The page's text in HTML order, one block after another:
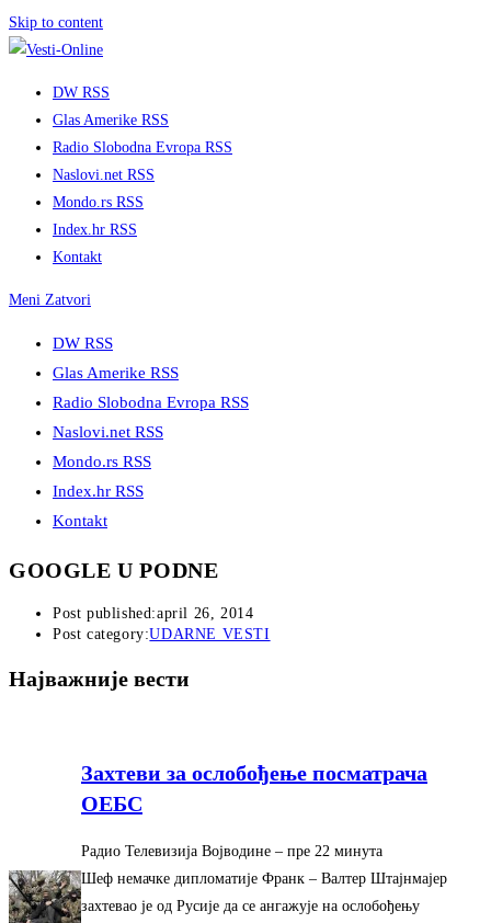
Skip to content
DW RSS
Glas Amerike RSS
Radio Slobodna Evropa RSS
Naslovi.net RSS
Mondo.rs RSS
Index.hr RSS
Kontakt
Meni Zatvori
DW RSS
Glas Amerike RSS
Radio Slobodna Evropa RSS
Naslovi.net RSS
Mondo.rs RSS
Index.hr RSS
Kontakt
GOOGLE U PODNE
Post published:april 26, 2014
Post category:UDARNE VESTI
Најважније вести
Захтеви за ослобођење посматрача
ОЕБС
Радио Телевизија Војводине – ‎пре 22 минута‎
Шеф немачке дипломатије Франк – Валтер Штајнмајер
захтевао је од Русије да се ангажује на ослобођењу